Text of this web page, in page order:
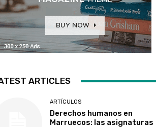
ARTICLES
ARTÍCULOS
Derechos humanos en
Marruecos: las asignaturas